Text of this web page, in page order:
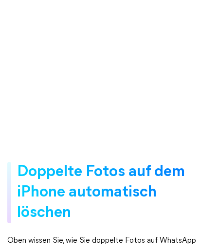
Doppelte Fotos auf dem
iPhone automatisch
löschen
Oben wissen Sie, wie Sie doppelte Fotos auf WhatsApp